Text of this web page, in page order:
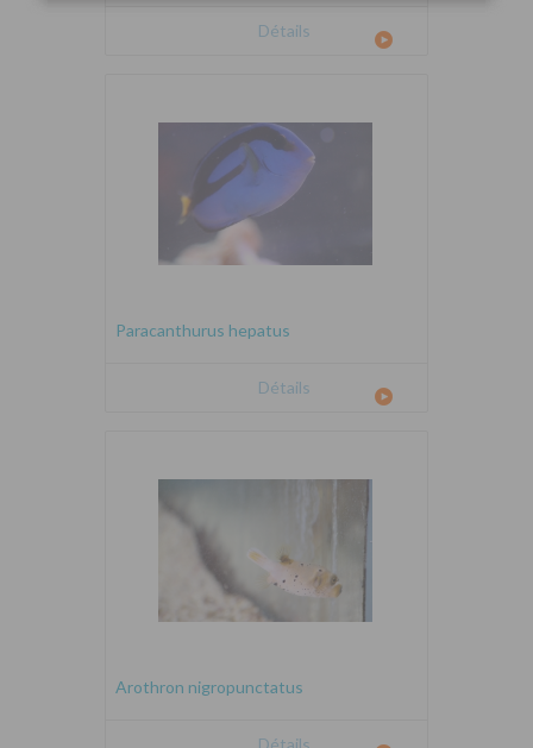
Détails
Paracanthurus hepatus
Détails
Arothron nigropunctatus
Détails